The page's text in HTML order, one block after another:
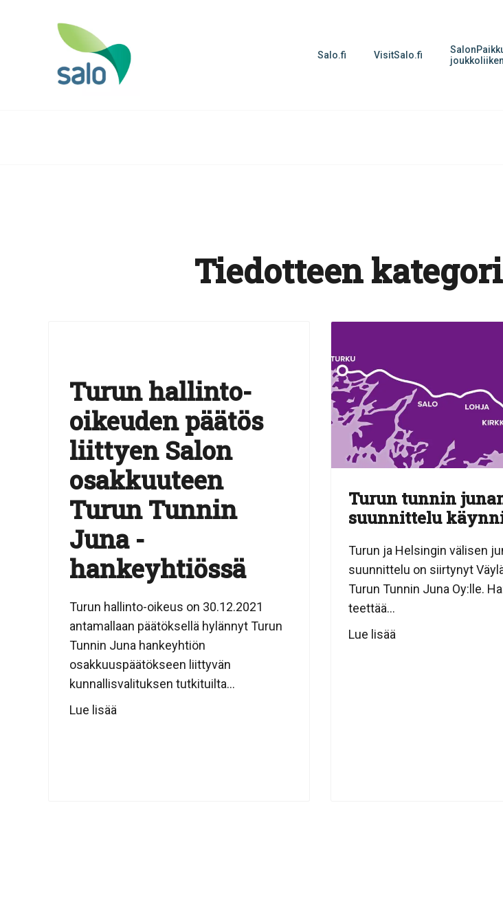
Salo.fi VisitSalo.fi
Tiedotteen
Turun hallinto-
oikeuden päätös
liittyen Salon
osakkuuteen
Turun Tunnin
Juna -
hankeyhtiössä
Turun hallinto-oikeus on 30.12.2021
antamallaan päätöksellä hylännyt Turun
Tunnin Juna hankeyhtiön
osakkuuspäätökseen liittyvän
kunnallisvalituksen tutkituilta...
Lue lisää
Turun tunnin
suunnittelu
Turun ja Helsingin välisen
suunnittelu on siirtynyt
Turun Tunnin Juna Oy:lle.
teettää...
Lue lisää